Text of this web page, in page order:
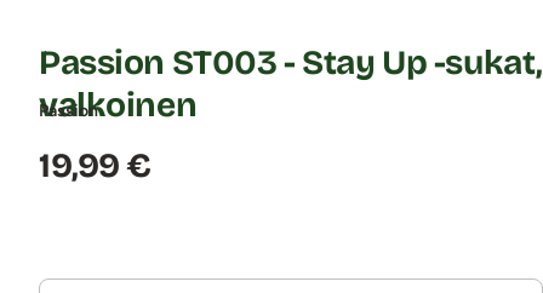
Passion
Passion ST003 - Stay Up -sukat,
valkoinen
Hinta:
19,99 €